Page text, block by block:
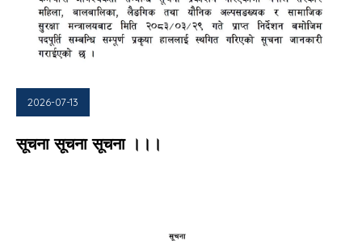
2026-07-13
सूचना सूचना सूचना ।।।